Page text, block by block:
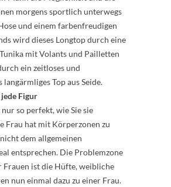
morgens sportlich unterwegs
und einem farbenfreudigen
wird dieses Longtop durch eine
mit Volants und Pailletten
ein zeitloses und
Top aus Seide.
Figur
nur so perfekt, wie Sie sie
Frau hat mit Körperzonen zu
dem allgemeinen
entsprechen. Die Problemzone
Frauen ist die Hüfte, weibliche
nun einmal dazu zu einer Frau.